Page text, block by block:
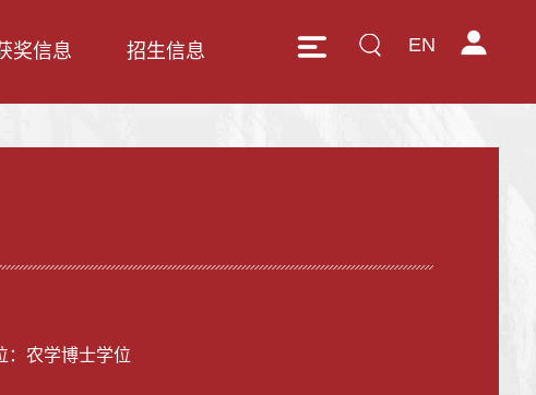
EN
奖信息 招生信息
：农学博士学位